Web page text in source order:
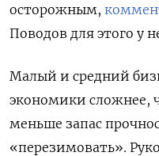
осторожным,
Поводов для этого у
Малый и средний
экономики сложнее,
меньше запас
«перезимовать».